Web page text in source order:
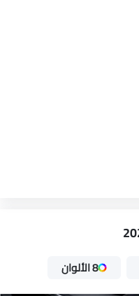
8 الألوان